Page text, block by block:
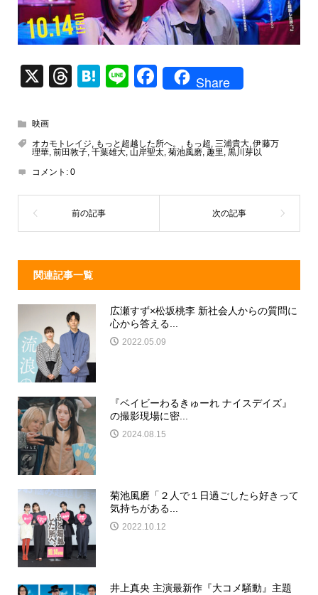
X
T
a
d
s
H
n
Li
F
e
o
k
Share
映画
オカモトレイジ, もっと超越した所へ。 , もっ超, 三浦貴大,伊藤万
理華, 前田敦子, 千葉雄大, 山岸聖太, 菊池風磨, 趣里, 黒川芽以
コメント: 0
関連記事一覧
広瀬すず×松坂桃李 新社会人からの質問に
心から答える...
2022.05.09
『ベイビーわるきゅーれ ナイスデイズ』
の撮影現場に密...
2024.08.15
菊池風磨「２人で１日過ごしたら好きって
気持ちがある...
2022.10.12
井上真央 主演最新作『大コメ騒動』主題